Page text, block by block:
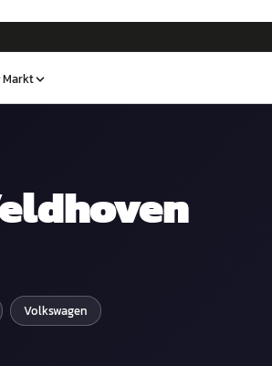
Markt
Volkswagen